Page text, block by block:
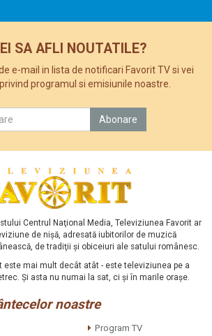
SA AFLI NOUTATILE?
e-mail in lista de notificari Favorit TV si vei
programul si emisiunile noastre.
Centrul Naţional Media, Televiziunea Favorit ar
de nişă, adresată iubitorilor de muzică
de tradiţii şi obiceiuri ale satului românesc.
este mai mult decât atât - este televiziunea pe a
Şi asta nu numai la sat, ci şi în marile oraşe.
noastre
Program TV